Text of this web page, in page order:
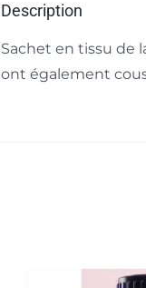
Description
Sachet en tissu de
ont également